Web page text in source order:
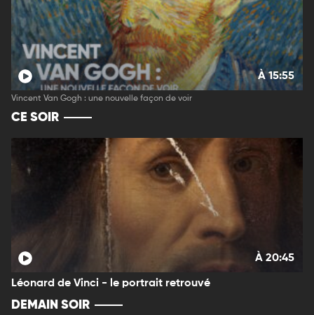
À 15:55
Vincent Van Gogh : une nouvelle façon de voir
CE SOIR
À 20:45
Léonard de Vinci - le portrait retrouvé
DEMAIN SOIR